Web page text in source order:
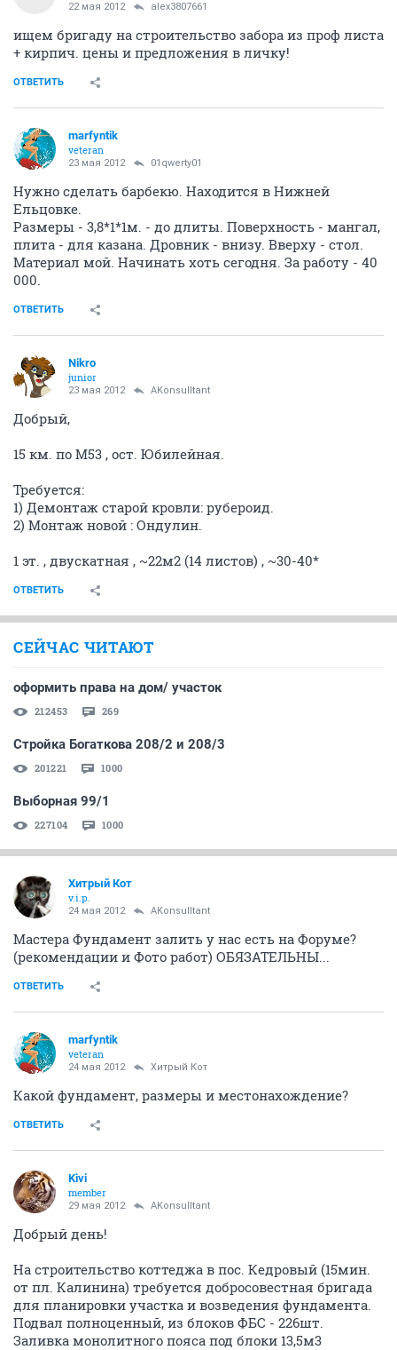
22 мая 2012 alex3807661
ищем бригаду на строительство забора из проф листа
+ кирпич. цены и предложения в личку!
ОТВЕТИТЬ
marfyntik
veteran
23 мая 2012 01qwerty01
Нужно сделать барбекю. Находится в Нижней
Ельцовке.
Размеры - 3,8*1*1м. - до длиты. Поверхность - мангал,
плита - для казана. Дровник - внизу. Вверху - стол.
Материал мой. Начинать хоть сегодня. За работу - 40
000.
ОТВЕТИТЬ
Nikro
junior
23 мая 2012 AKonsulltant
Добрый,
15 км. по М53 , ост. Юбилейная.
Требуется:
1) Демонтаж старой кровли: рубероид.
2) Монтаж новой : Ондулин.
1 эт. , двускатная , ~22м2 (14 листов) , ~30-40*
ОТВЕТИТЬ
СЕЙЧАС ЧИТАЮТ
оформить права на дом/ участок
212453 269
Стройка Богаткова 208/2 и 208/3
201221 1000
Выборная 99/1
227104 1000
Хитрый Кот
v.i.p.
24 мая 2012 AKonsulltant
Мастера Фундамент залить у нас есть на Форуме?
(рекомендации и Фото работ) ОБЯЗАТЕЛЬНЫ...
ОТВЕТИТЬ
marfyntik
veteran
24 мая 2012 Хитрый Кот
Какой фундамент, размеры и местонахождение?
ОТВЕТИТЬ
Kivi
member
29 мая 2012 AKonsulltant
Добрый день!
На строительство коттеджа в пос. Кедровый (15мин.
от пл. Калинина) требуется добросовестная бригада
для планировки участка и возведения фундамента.
Подвал полноценный, из блоков ФБС - 226шт.
Заливка монолитного пояса под блоки 13,5м3